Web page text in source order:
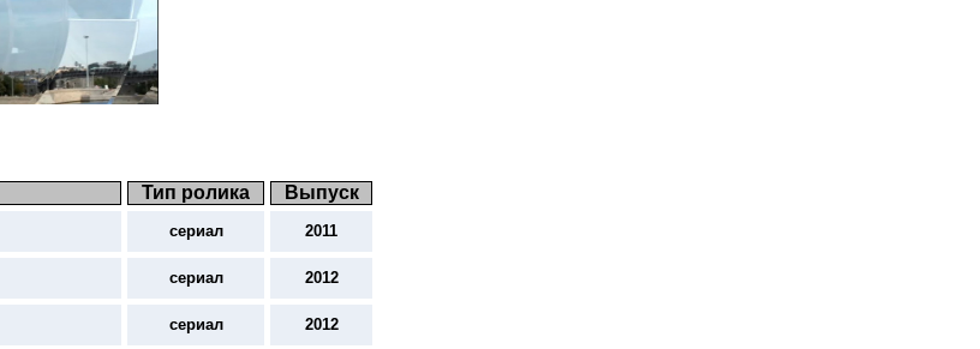
Тип ролика Выпуск
сериал 2011
сериал 2012
сериал 2012